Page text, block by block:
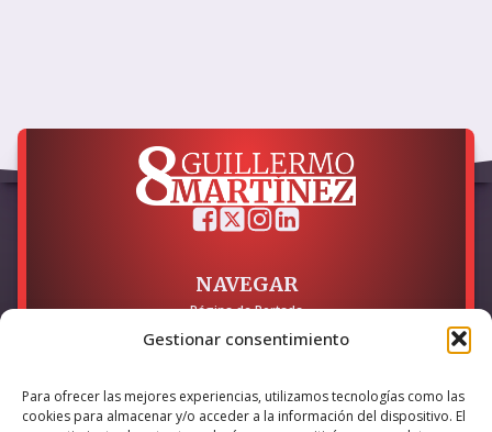
Gestionar consentimiento
Para ofrecer las mejores experiencias, utilizamos tecnologías como las
cookies para almacenar y/o acceder a la información del dispositivo. El
NAVEGAR
Página de Portada
LEGAL
Política de Privacidad